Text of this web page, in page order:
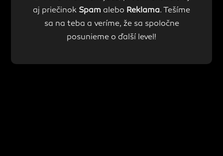
aj priečinok Spam alebo Reklama. Tešíme
sa na teba a veríme, že sa spoločne
posunieme o ďalší level!